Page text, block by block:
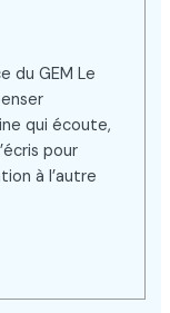
du GEM Le
qui écoute,
pour
à l’autre